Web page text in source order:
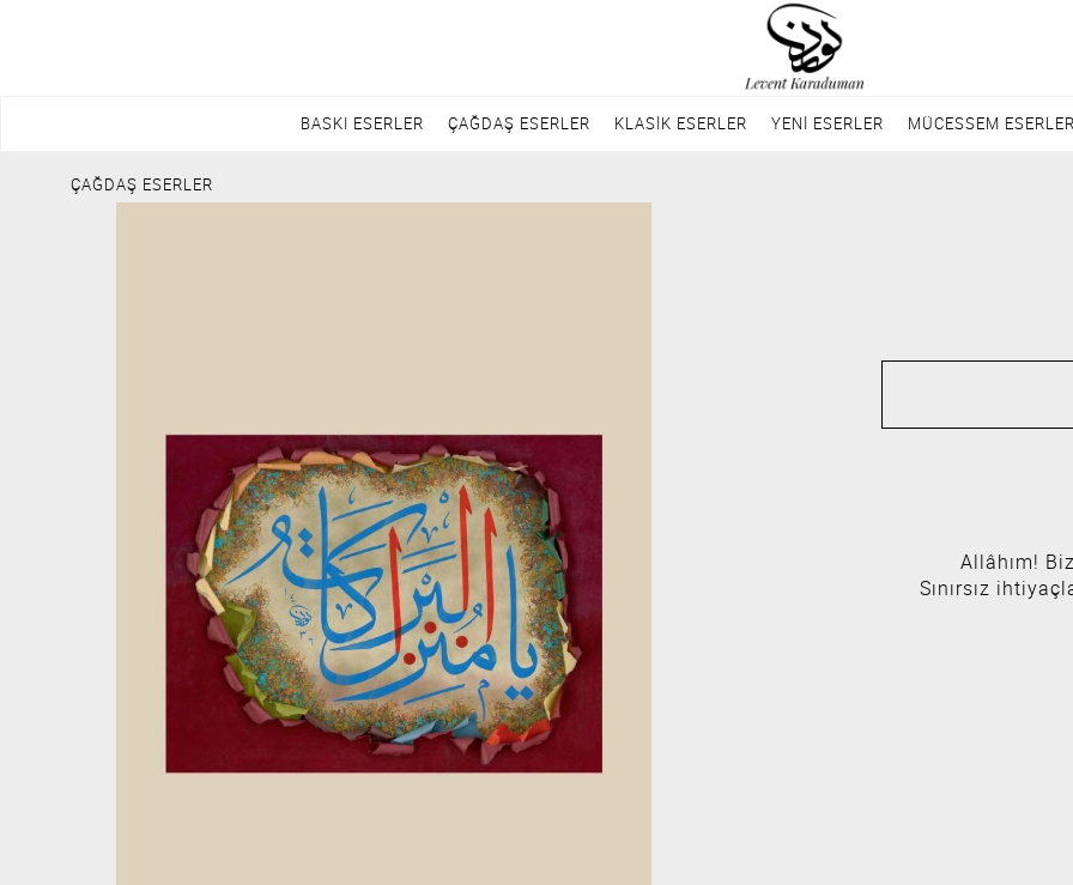
BASKI ESERLER ÇAĞDAŞ ESERLER KLASİK ESERLER YENİ ESERLER MÜCESSEM ESERLER
ÇAĞDAŞ ESERLER
Allâhım!
Sınırsız